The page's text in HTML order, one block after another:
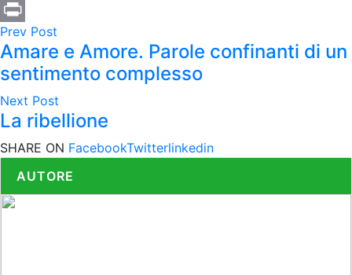
Email
Print
Prev Post
Amare e Amore. Parole confinanti di un
sentimento complesso
Next Post
La ribellione
SHARE ON FacebookTwitterlinkedin
AUTORE